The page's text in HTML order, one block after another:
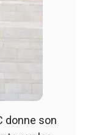
donne son